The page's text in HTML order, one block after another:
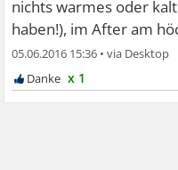
nichts warmes oder
haben!), im After am
05.06.2016 15:36 •
x 1